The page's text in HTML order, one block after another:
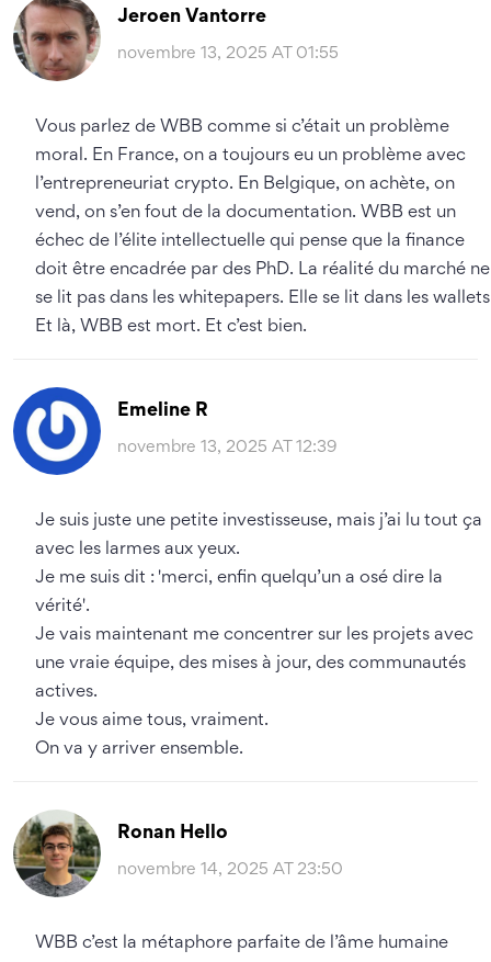
Jeroen Vantorre
novembre 13, 2025 AT 01:55
Vous parlez de WBB comme si c’était un problème
moral. En France, on a toujours eu un problème avec
l’entrepreneuriat crypto. En Belgique, on achète, on
vend, on s’en fout de la documentation. WBB est un
échec de l’élite intellectuelle qui pense que la finance
doit être encadrée par des PhD. La réalité du marché ne
se lit pas dans les whitepapers. Elle se lit dans les
Et là, WBB est mort. Et c’est bien.
Emeline R
novembre 13, 2025 AT 12:39
Je suis juste une petite investisseuse, mais j’ai lu tout ça
avec les larmes aux yeux.
Je me suis dit : 'merci, enfin quelqu’un a osé dire la
vérité'.
Je vais maintenant me concentrer sur les projets avec
une vraie équipe, des mises à jour, des communautés
actives.
Je vous aime tous, vraiment.
On va y arriver ensemble.
Ronan Hello
novembre 14, 2025 AT 23:50
WBB c’est la métaphore parfaite de l’âme humaine